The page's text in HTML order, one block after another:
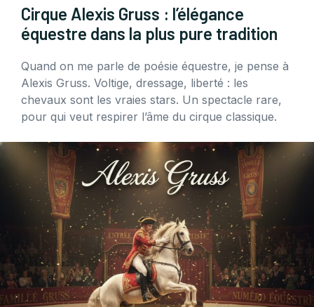
Cirque Alexis Gruss : l’élégance
équestre dans la plus pure tradition
Quand on me parle de poésie équestre, je pense à
Alexis Gruss. Voltige, dressage, liberté : les
chevaux sont les vraies stars. Un spectacle rare,
pour qui veut respirer l’âme du cirque classique.